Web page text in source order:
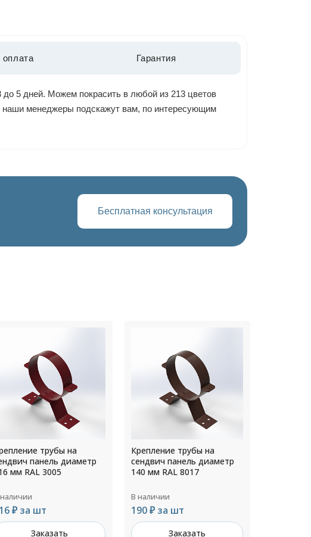
оплата Гарантия
5 дней. Можем покрасить в любой из 213 цветов
наши менеджеры подскажут вам, по интересующим
Бесплатная консультация
трубы на
панель диаметр
мм RAL 8017
₽ за шт
Заказать
Крепление трубы на
сендвич панель диаметр
150 мм RAL 9002
В наличии
190 ₽ за шт
Заказать